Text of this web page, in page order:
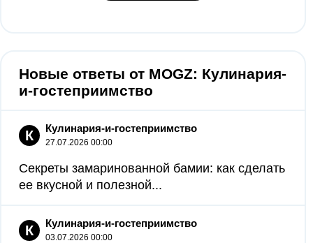
Новые ответы от MOGZ: Кулинария-
и-гостеприимство
К Кулинария-и-гостеприимство
27.07.2026 00:00
Секреты замаринованной бамии: как сделать
ее вкусной и полезной...
К Кулинария-и-гостеприимство
03.07.2026 00:00